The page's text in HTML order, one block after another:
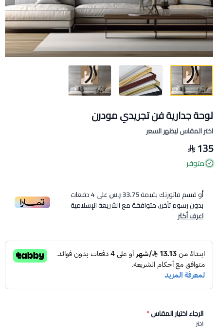
لوحة جدارية فن تجريدي مودرن
اختر المقاس ليظهر السعر
135
متوفر
أو قسم فاتورتك بقيمة33.75 ر.س على4دفعات
بدون رسوم تأخير، متوافقة مع الشريعة الإسلامية
اعرف أكثر
الرجاء اختيار المقاس*
اختر